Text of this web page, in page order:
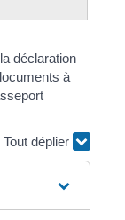
déclaration
à
Tout déplier